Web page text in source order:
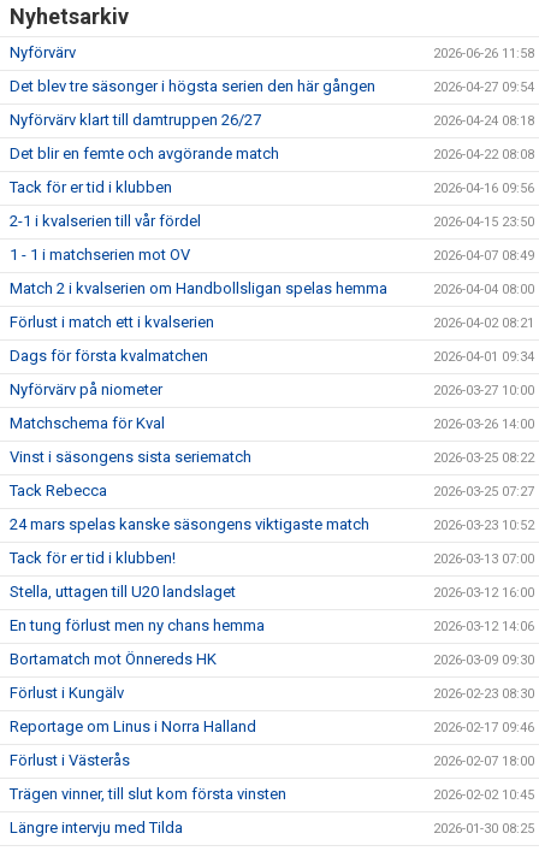
Nyhetsarkiv
Nyförvärv 2026-06-26 11:58
Det blev tre säsonger i högsta serien den här gången 2026-04-27 09:54
Nyförvärv klart till damtruppen 26/27 2026-04-24 08:18
Det blir en femte och avgörande match 2026-04-22 08:08
Tack för er tid i klubben 2026-04-16 09:56
2-1 i kvalserien till vår fördel 2026-04-15 23:50
1 - 1 i matchserien mot OV 2026-04-07 08:49
Match 2 i kvalserien om Handbollsligan spelas hemma 2026-04-04 08:00
Förlust i match ett i kvalserien 2026-04-02 08:21
Dags för första kvalmatchen 2026-04-01 09:34
Nyförvärv på niometer 2026-03-27 10:00
Matchschema för Kval 2026-03-26 14:00
Vinst i säsongens sista seriematch 2026-03-25 08:22
Tack Rebecca 2026-03-25 07:27
24 mars spelas kanske säsongens viktigaste match 2026-03-23 10:52
Tack för er tid i klubben! 2026-03-13 07:00
Stella, uttagen till U20 landslaget 2026-03-12 16:00
En tung förlust men ny chans hemma 2026-03-12 14:06
Bortamatch mot Önnereds HK 2026-03-09 09:30
Förlust i Kungälv 2026-02-23 08:30
Reportage om Linus i Norra Halland 2026-02-17 09:46
Förlust i Västerås 2026-02-07 18:00
Trägen vinner, till slut kom första vinsten 2026-02-02 10:45
Längre intervju med Tilda 2026-01-30 08:25